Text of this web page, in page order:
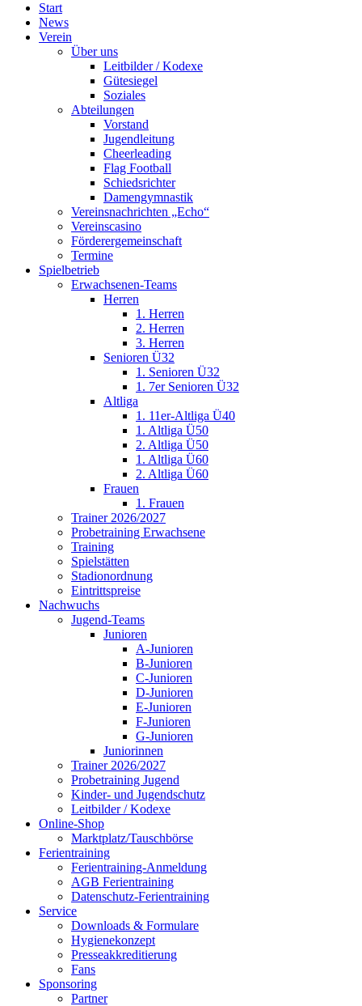
Start
News
Verein
Über uns
Leitbilder / Kodexe
Gütesiegel
Soziales
Abteilungen
Vorstand
Jugendleitung
Cheerleading
Flag Football
Schiedsrichter
Damengymnastik
Vereinsnachrichten „Echo“
Vereinscasino
Förderergemeinschaft
Termine
Spielbetrieb
Erwachsenen-Teams
Herren
1. Herren
2. Herren
3. Herren
Senioren Ü32
1. Senioren Ü32
1. 7er Senioren Ü32
Altliga
1. 11er-Altliga Ü40
1. Altliga Ü50
2. Altliga Ü50
1. Altliga Ü60
2. Altliga Ü60
Frauen
1. Frauen
Trainer 2026/2027
Probetraining Erwachsene
Training
Spielstätten
Stadionordnung
Eintrittspreise
Nachwuchs
Jugend-Teams
Junioren
A-Junioren
B-Junioren
C-Junioren
D-Junioren
E-Junioren
F-Junioren
G-Junioren
Juniorinnen
Trainer 2026/2027
Probetraining Jugend
Kinder- und Jugendschutz
Leitbilder / Kodexe
Online-Shop
Marktplatz/Tauschbörse
Ferientraining
Ferientraining-Anmeldung
AGB Ferientraining
Datenschutz-Ferientraining
Service
Downloads & Formulare
Hygienekonzept
Presseakkreditierung
Fans
Sponsoring
Partner